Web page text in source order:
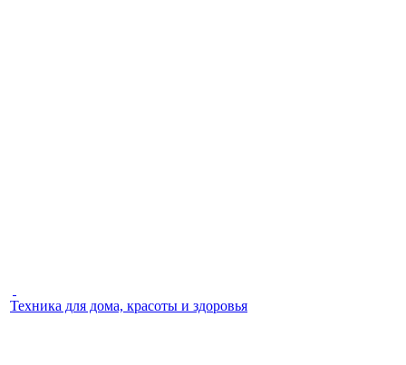
Техника для дома, красоты и здоровья